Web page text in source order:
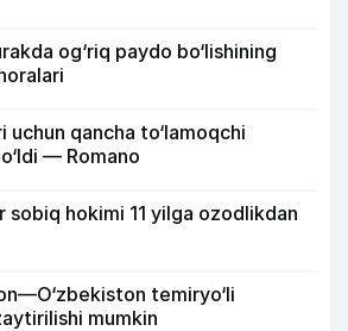
og‘riq paydo bo‘lishining
uchun qancha to‘lamoqchi
— Romano
sobiq hokimi 11 yilga ozodlikdan
temiryo‘li
mumkin